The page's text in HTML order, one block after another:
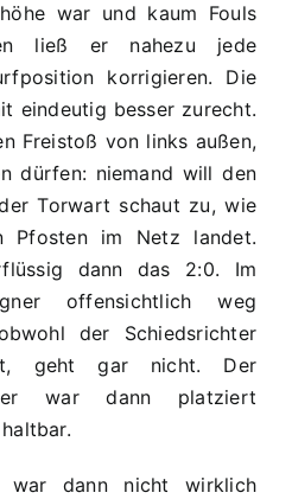
war und kaum Fouls
ließ er nahezu jede
korrigieren. Die
eindeutig besser zurecht.
Freistoß von links außen,
dürfen: niemand will den
Torwart schaut zu, wie
Pfosten im Netz landet.
dann das 2:0. Im
offensichtlich weg
der Schiedsrichter
geht gar nicht. Der
war dann platziert
war dann nicht wirklich